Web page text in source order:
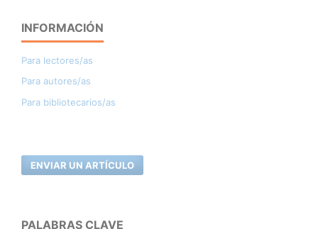
INFORMACIÓN
Para lectores/as
Para autores/as
Para bibliotecarios/as
ENVIAR UN ARTÍCULO
PALABRAS CLAVE